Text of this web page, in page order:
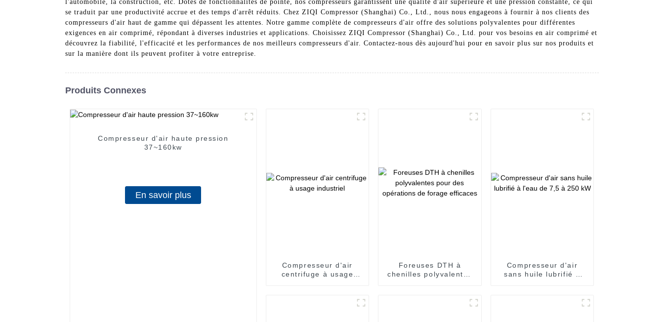
l'automobile, la construction, etc. Dotés de fonctionnalités de pointe, nos compresseurs garantissent une qualité d'air supérieure et une pression constante, ce qui
se traduit par une productivité accrue et des temps d'arrêt réduits. Chez ZIQI Compressor (Shanghai) Co., Ltd., nous nous engageons à fournir à nos clients des
compresseurs d'air haut de gamme qui dépassent les attentes. Notre gamme complète de compresseurs d'air offre des solutions polyvalentes pour différentes
exigences en air comprimé, répondant à diverses industries et applications. Choisissez ZIQI Compressor (Shanghai) Co., Ltd. pour vos besoins en air comprimé et
découvrez la fiabilité, l'efficacité et les performances de nos meilleurs compresseurs d'air. Contactez-nous dès aujourd'hui pour en savoir plus sur nos produits et
sur la manière dont ils peuvent profiter à votre entreprise.
Produits Connexes
Compresseur d'air haute pression
37~160kw
En savoir plus
Compresseur d'air
centrifuge à usage
Foreuses DTH à
chenilles polyvalentes
Compresseur d'air
sans huile lubrifié à